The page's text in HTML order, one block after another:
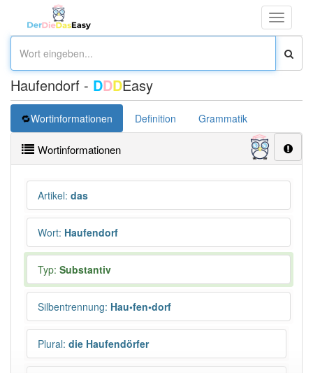
Toggle
Haufendorf - DDDEasy
Wortinformationen Definition Grammatik
Wortinformationen
Artikel: das
Wort: Haufendorf
Typ: Substantiv
Silbentrennung: Hau•fen•dorf
Plural: die Haufendörfer